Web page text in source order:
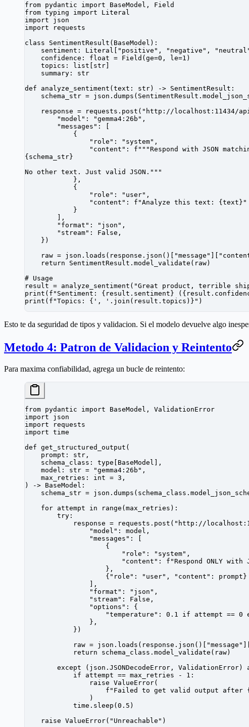
from pydantic import BaseModel, Field
from typing import Literal
import json
import requests
class SentimentResult ( BaseModel ):
    sentiment: Literal[
"positive" , "negative" ,
    confidence:
float = Field( ge=0 , le=1 )
    topics: list[
str
    summary:
str
def analyze_sentiment (text: str) -> SentimentResult:
    schema_str
=
    response
= requests.post( "http://localhost:11434/
        "model"
: "gemma4:26b" ,
        "messages"
: [
            {
                "role"
: "system" ,
                "content"
: f """Respond with JSON
{ schema_str }
No other text. Just valid JSON."""
            },
            {
                "role"
: "user" ,
                "content"
: f "Analyze this text: { text } "
            }
        ],
        "format"
: "json" ,
        "stream"
: False ,
    })
    raw
= json.loads(response.json()[ "message"
    return
SentimentResult.model_validate(raw)
# Usage
result = analyze_sentiment( "Great product, terrible
print ( f "Sentiment: { result.sentiment } ( {
print ( f "Topics: { ', ' .join(result.topics) } " )
Esto te da seguridad de tipos y validacion. Si el modelo devuelve algo
Metodo 4: Patron de Validacion y Reintento
Para maxima confiabilidad, agrega un bucle de reintento:
from pydantic import BaseModel, ValidationError
import json
import requests
import time
def get_structured_output (
    prompt:
str ,
    schema_class: type[BaseModel],
    model:
str = "gemma4:26b" ,
    max_retries:
int = 3 ,
) -> BaseModel:
    schema_str
=
    for
attempt in range (max_retries):
        try
:
            response
= requests.post( "http://
                "model"
: model,
                "messages"
: [
                    {
                        "role"
: "system" ,
                        "content"
: f "Respond ONLY with
                    },
                    {
"role" : "user" , "content" : prompt}
                ],
                "format"
: "json" ,
                "stream"
: False ,
                "options"
: {
                    "temperature"
: 0.1 if attempt == 0
                },
            })
            raw
= json.loads(response.json()[ "message"
            return
schema_class.model_validate(raw)
        except
(json.JSONDecodeError, ValidationError)
            if
attempt == max_retries - 1 :
                raise
ValueError(
                    f
"Failed to get valid output after
                )
            time.sleep(
0.5 )
    raise
ValueError( "Unreachable" )